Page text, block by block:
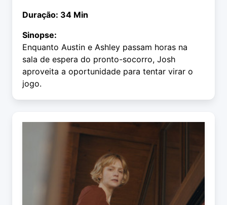
Duração: 34 Min
Sinopse:
Enquanto Austin e Ashley passam horas na
sala de espera do pronto-socorro, Josh
aproveita a oportunidade para tentar virar o
jogo.